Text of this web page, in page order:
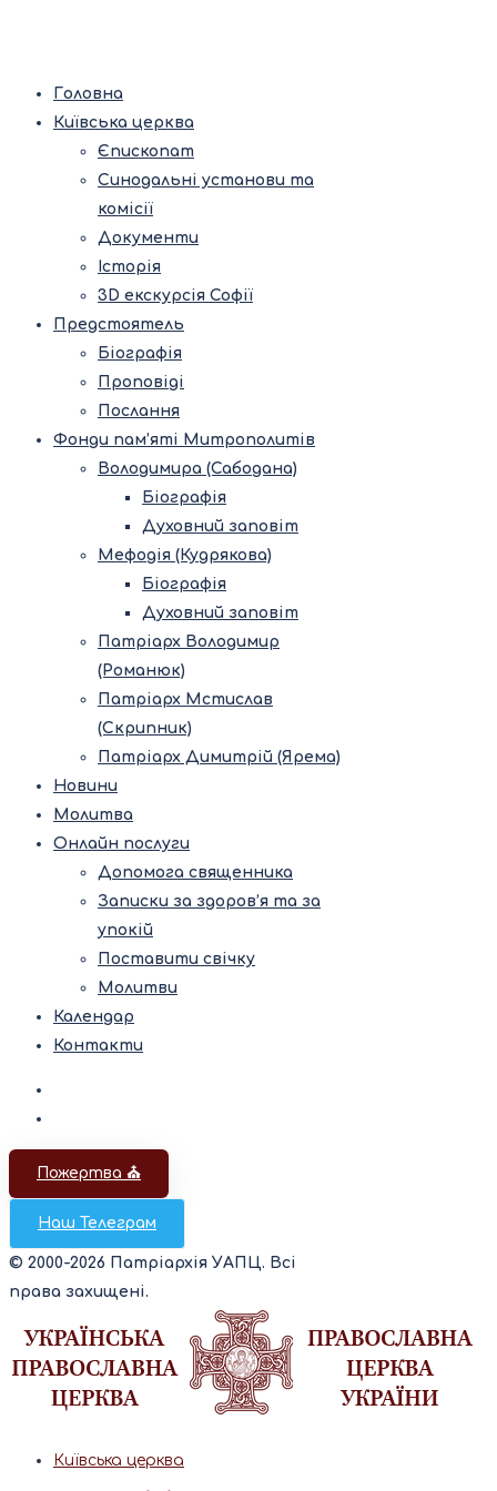
Головна
Київська церква
Єпископат
Синодальні установи та
комісії
Документи
Історія
3D екскурсія Софії
Предстоятель
Біографія
Проповіді
Послання
Фонди пам’яті Митрополитів
Володимира (Сабодана)
Біографія
Духовний заповіт
Мефодія (Кудрякова)
Біографія
Духовний заповіт
Патріарх Володимир
(Романюк)
Патріарх Мстислав
(Скрипник)
Патріарх Димитрій (Ярема)
Новини
Молитва
Онлайн послуги
Допомога священника
Записки за здоров’я та за
упокій
Поставити свічку
Молитви
Календар
Контакти
Пожертва ⛪️
Наш Телеграм
© 2000-2026 Патріархія УАПЦ. Всі
права захищені.
Київська церква